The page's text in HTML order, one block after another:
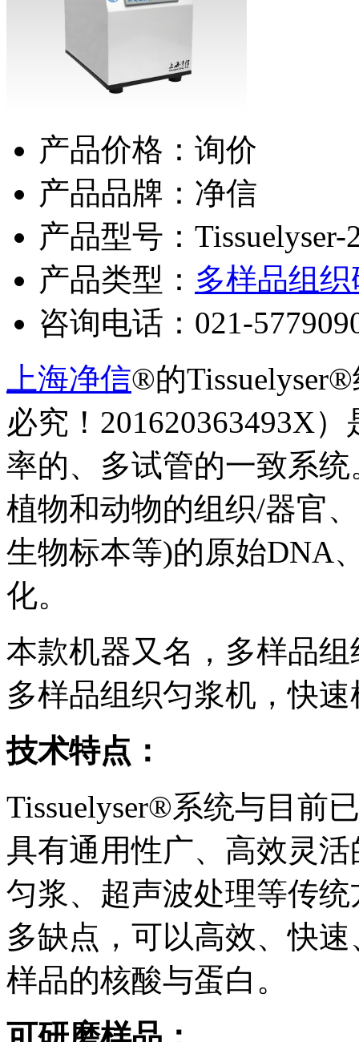
产品价格：询价
产品品牌：净信
产品型号：Tissuelyser-
产品类型： 多样品组
咨询电话： 021-
上海净信®的
必究！201620363493X
率的、多试管的一致系
植物和动物的组织/器官
生物标本等)的原始DNA
化。
本款机器又名，多样品
多样品组织匀浆机，快
技术特点：
Tissuelyser®系统与目前
具有通用性广、高效灵
匀浆、超声波处理等传
多缺点，可以高效、快
样品的核酸与蛋白。